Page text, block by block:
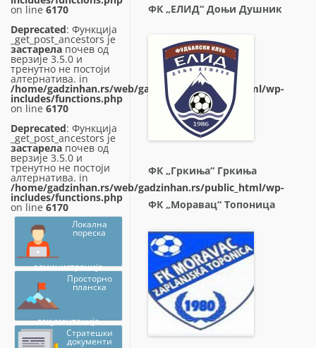
on line 6170
Deprecated: Функција
_get_post_ancestors је
застарела почев од
верзије 3.5.0 и
тренутно не постоји
алтернатива. in
/home/gadzinhan.rs/web/gadzinhan.rs/public_html/wp-
includes/functions.php
on line 6170
Deprecated: Функција
_get_post_ancestors је
застарела почев од
верзије 3.5.0 и
тренутно не постоји
алтернатива. in
/home/gadzinhan.rs/web/gadzinhan.rs/public_html/wp-
includes/functions.php
on line 6170
Локална
пореска
администрација
Просторно
планска
документација
Стратешки
документи
ФК „ЕЛИД“ Доњи Душник
ФК „Гркиња“ Гркиња
ФК „Моравац“ Топоница